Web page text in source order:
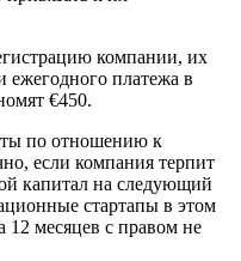
компании, их
ежегодного платежа в
€450.
по отношению к
если компания терпит
капитал на следующий
стартапы в этом
12 месяцев с правом не